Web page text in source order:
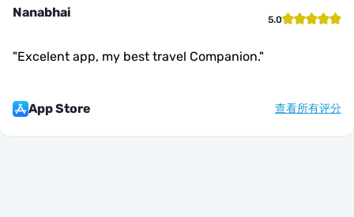
Nanabhai 5.0
"Excelent app, my best travel Companion."
App Store 查看所有评分